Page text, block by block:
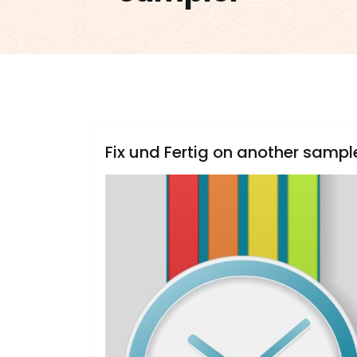
Sublinemusic & Media UG
Fix und Fertig on another